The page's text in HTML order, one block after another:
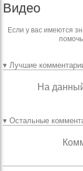
Видео
Если у вас имеются
▾ Лучшие
На
▾ Остальные